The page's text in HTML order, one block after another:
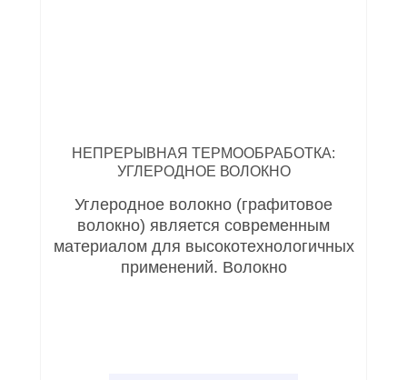
НЕПРЕРЫВНАЯ ТЕРМООБРАБОТКА:
УГЛЕРОДНОЕ ВОЛОКНО
Углеродное волокно (графитовое
волокно) является современным
материалом для высокотехнологичных
применений. Волокно